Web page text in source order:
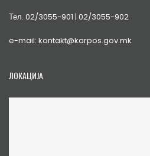
Тел. 02/3055-901 | 02/3055-902
e-mail: kontakt@karpos.gov.mk
ЛОКАЦИЈА